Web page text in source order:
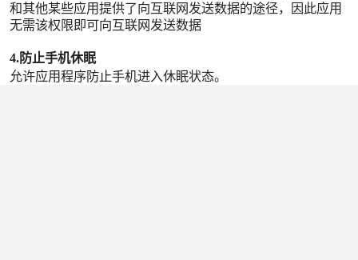
和其他某些应用提供了向互联网发送数据的途径，因此应用
无需该权限即可向互联网发送数据
4.防止手机休眠
允许应用程序防止手机进入休眠状态。